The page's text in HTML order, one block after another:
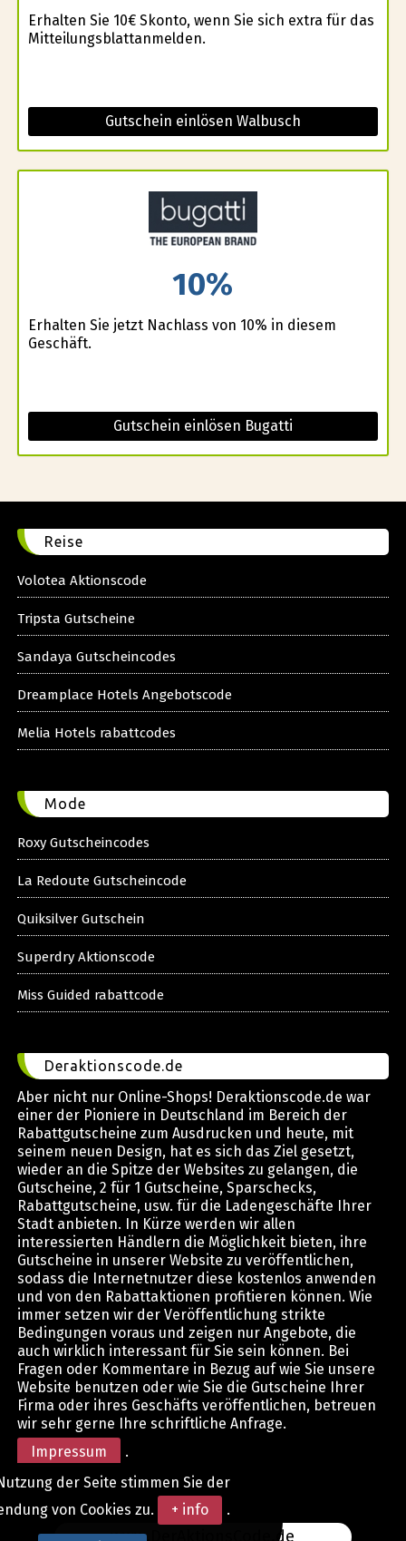
Erhalten Sie 10€ Skonto, wenn Sie sich extra für das
Mitteilungsblattanmelden.
Gutschein einlösen Walbusch
10%
Erhalten Sie jetzt Nachlass von 10% in diesem
Geschäft.
Gutschein einlösen Bugatti
Reise
Volotea Aktionscode
Tripsta Gutscheine
Sandaya Gutscheincodes
Dreamplace Hotels Angebotscode
Melia Hotels rabattcodes
Mode
Roxy Gutscheincodes
La Redoute Gutscheincode
Quiksilver Gutschein
Superdry Aktionscode
Miss Guided rabattcode
Deraktionscode.de
Aber nicht nur Online-Shops! Deraktionscode.de war
einer der Pioniere in Deutschland im Bereich der
Rabattgutscheine zum Ausdrucken und heute, mit
seinem neuen Design, hat es sich das Ziel gesetzt,
wieder an die Spitze der Websites zu gelangen, die
Gutscheine, 2 für 1 Gutscheine, Sparschecks,
Rabattgutscheine, usw. für die Ladengeschäfte Ihrer
Stadt anbieten. In Kürze werden wir allen
interessierten Händlern die Möglichkeit bieten, ihre
Gutscheine in unserer Website zu veröffentlichen,
sodass die Internetnutzer diese kostenlos anwenden
und von den Rabattaktionen profitieren können. Wie
immer setzen wir der Veröffentlichung strikte
Bedingungen voraus und zeigen nur Angebote, die
auch wirklich interessant für Sie sein können. Bei
Fragen oder Kommentare in Bezug auf wie Sie unsere
Website benutzen oder wie Sie die Gutscheine Ihrer
Firma oder ihres Geschäfts veröffentlichen, betreuen
wir sehr gerne Ihre schriftliche Anfrage.
Impressum
.
www.DerAktionsCode.de
der Seite stimmen Sie der
von Cookies zu.
+ info .